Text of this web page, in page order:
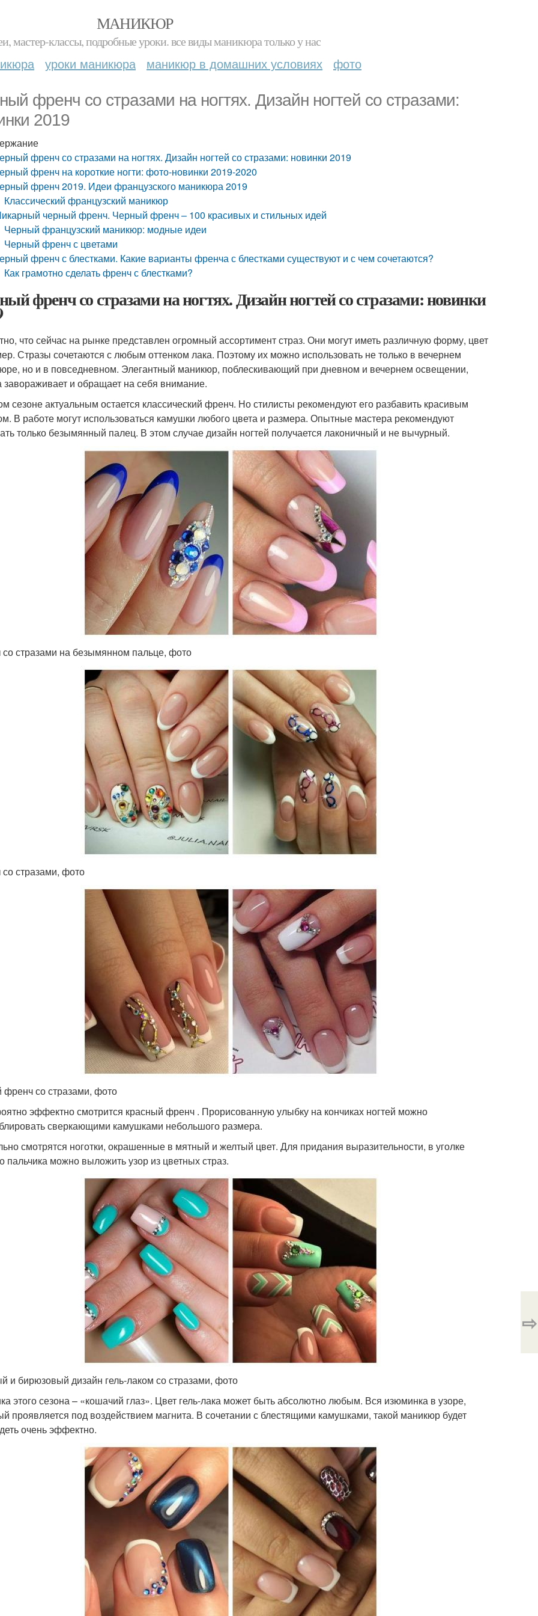
МАНИКЮР
мастер-классы, подробные уроки. все виды маникюра только у нас
уроки маникюра маникюр в домашних условиях фото
френч со стразами на ногтях. Дизайн ногтей со стразами:
2019
френч со стразами на ногтях. Дизайн ногтей со стразами: новинки 2019
френч на короткие ногти: фото-новинки 2019-2020
френч 2019. Идеи французского маникюра 2019
Классический французский маникюр
черный френч. Черный френч – 100 красивых и стильных идей
Черный французский маникюр: модные идеи
Черный френч с цветами
френч с блестками. Какие варианты френча с блестками существуют и с чем сочетаются?
Как грамотно сделать френч с блестками?
френч со стразами на ногтях. Дизайн ногтей со стразами: новинки
что сейчас на рынке представлен огромный ассортимент страз. Они могут иметь различную форму, цвет
Стразы сочетаются с любым оттенком лака. Поэтому их можно использовать не только в вечернем
но и в повседневном. Элегантный маникюр, поблескивающий при дневном и вечернем освещении,
завораживает и обращает на себя внимание.
сезоне актуальным остается классический френч. Но стилисты рекомендуют его разбавить красивым
В работе могут использоваться камушки любого цвета и размера. Опытные мастера рекомендуют
только безымянный палец. В этом случае дизайн ногтей получается лаконичный и не вычурный.
стразами на безымянном пальце, фото
стразами, фото
со стразами, фото
эффектно смотрится красный френч . Прорисованную улыбку на кончиках ногтей можно
сверкающими камушками небольшого размера.
смотрятся ноготки, окрашенные в мятный и желтый цвет. Для придания выразительности, в уголке
пальчика можно выложить узор из цветных страз.
и бирюзовый дизайн гель-лаком со стразами, фото
этого сезона – «кошачий глаз». Цвет гель-лака может быть абсолютно любым. Вся изюминка в узоре,
проявляется под воздействием магнита. В сочетании с блестящими камушками, такой маникюр будет
очень эффектно.
⇨